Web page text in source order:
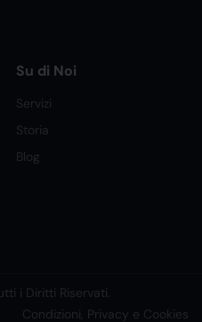
Su di Noi
Servizi
Storia
Blog
i Diritti Riservati.
Condizioni, Privacy e Cookies